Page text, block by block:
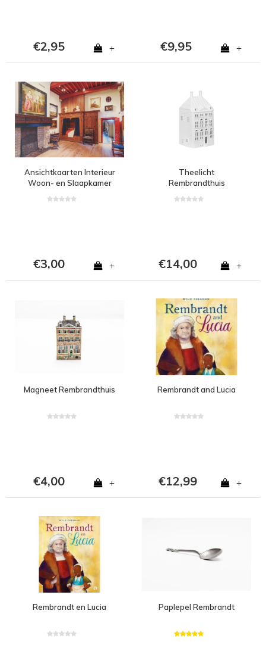
€2,95 + €9,95 +
Ansichtkaarten Interieur
Woon- en Slaapkamer
€3,00 +
Theelicht
Rembrandthuis
€14,00 +
Magneet Rembrandthuis
€4,00 +
Rembrandt and Lucia
€12,99 +
Rembrandt en Lucia Paplepel Rembrandt